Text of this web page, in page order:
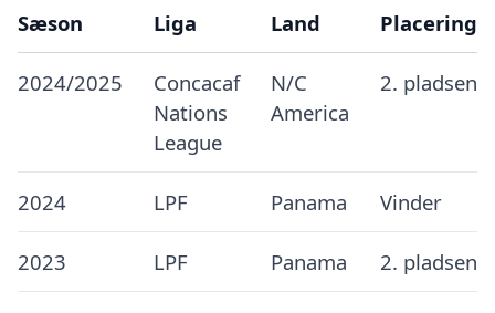
Sæson Liga Land Placering
2024/2025
Concacaf
Nations
League
N/C
America
2. pladsen
2024 LPF Panama Vinder
2023 LPF Panama 2. pladsen